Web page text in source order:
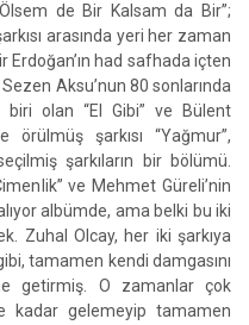
de Bir Kalsam da Bir”;
arasında yeri her zaman
Erdoğan’ın had safhada içten
Sezen Aksu’nun 80 sonlarında
biri olan “El Gibi” ve Bülent
örülmüş şarkısı “Yağmur”,
şarkıların bir bölümü.
ve Mehmet Güreli’nin
albümde, ama belki bu iki
Zuhal Olcay, her iki şarkıya
tamamen kendi damgasını
getirmiş. O zamanlar çok
kadar gelemeyip tamamen